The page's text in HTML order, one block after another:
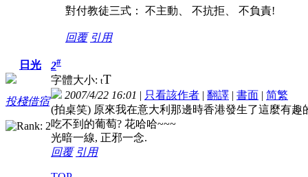
對付教徒三式： 不主動、 不抗拒、 不負責!
回覆 引用
日光
投棧借宿
2#
字體大小: tT
2007/4/22 16:01 | 只看該作者 | 翻譯 | 書面 | 简繁
(拍桌笑) 原來我在意大利那邊時香港發生了這麼有趣
吃不到的葡萄? 花哈哈~~~
光暗一線, 正邪一念.
回覆 引用